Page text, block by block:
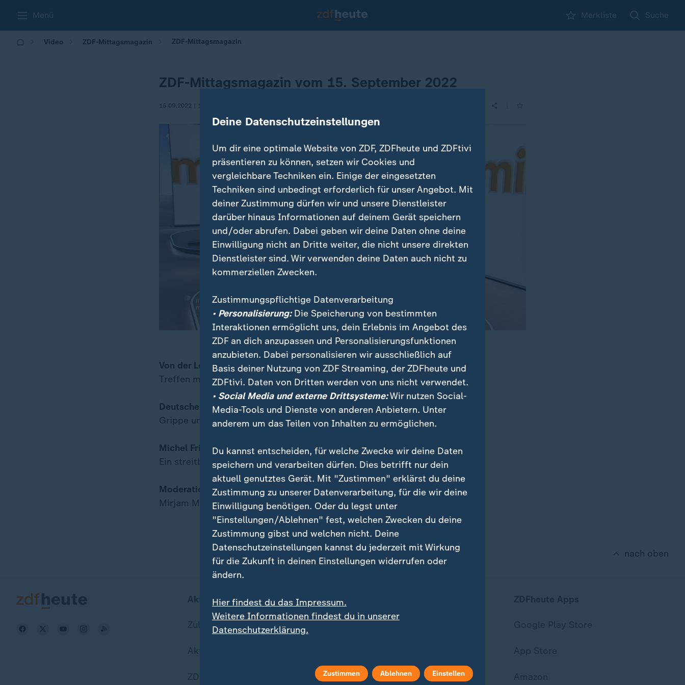
Menü Merkliste Suche
Video ZDF-Mittagsmagazin ZDF-Mittagsmagazin
ZDF-Mittagsmagazin vom 15. September 2022
15.09.2022 | 13:00
00:17 50:20
Von der Leyen reist nach Kiew
Treffen mit Selenskyj
Deutscher Hausärztetag in Berlin
Grippe und Corona
Michel Friedman mit neuem Buch
Ein streitbarer Publizist
Moderation:
Mirjam Meinhardt
nach oben
Aktuell bei ZDFheute
Zuletzt veröffentlicht
WhatsApp-Channel
Deine Datenschutzeinstellungen
Um dir eine optimale Website von ZDF, ZDFheute und ZDFtivi
präsentieren zu können, setzen wir Cookies und
vergleichbare Techniken ein. Einige der eingesetzten
Techniken sind unbedingt erforderlich für unser Angebot. Mit
deiner Zustimmung dürfen wir und unsere Dienstleister
darüber hinaus Informationen auf deinem Gerät speichern
und/oder abrufen. Dabei geben wir deine Daten ohne deine
Einwilligung nicht an Dritte weiter, die nicht unsere direkten
Dienstleister sind. Wir verwenden deine Daten auch nicht zu
kommerziellen Zwecken.
Zustimmungspflichtige Datenverarbeitung
• Personalisierung:Die Speicherung von bestimmten
Interaktionen ermöglicht uns, dein Erlebnis im Angebot des
ZDF an dich anzupassen und Personalisierungsfunktionen
anzubieten. Dabei personalisieren wir ausschließlich auf
Basis deiner Nutzung von ZDF Streaming, der ZDFheute und
ZDFtivi. Daten von Dritten werden von uns nicht verwendet.
• Social Media und externe Drittsysteme:Wir nutzen Social-
Media-Tools und Dienste von anderen Anbietern. Unter
anderem um das Teilen von Inhalten zu ermöglichen.
Du kannst entscheiden, für welche Zwecke wir deine Daten
speichern und verarbeiten dürfen. Dies betrifft nur dein
aktuell genutztes Gerät. Mit "Zustimmen" erklärst du deine
Zustimmung zu unserer Datenverarbeitung, für die wir deine
Einwilligung benötigen. Oder du legst unter
"Einstellungen/Ablehnen" fest, welchen Zwecken du deine
Zustimmung gibst und welchen nicht. Deine
Datenschutzeinstellungen kannst du jederzeit mit Wirkung
für die Zukunft in deinen Einstellungen widerrufen oder
ändern.
Hier findest du das Impressum.
Weitere Informationen findest du in unserer
Datenschutzerklärung.
Zustimmen Ablehnen Einstellen